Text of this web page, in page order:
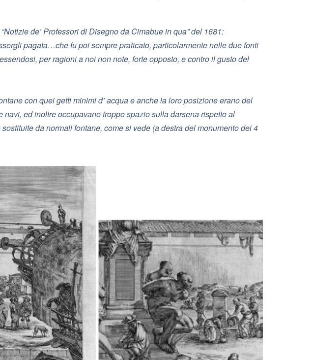
de’ Professori di Disegno da Cimabue in qua” del 1681:
pagata…che fu poi sempre praticato, particolarmente nelle due fonti
per ragioni a noi non note, forte opposto, e contro il gusto del
con quei getti minimi d’ acqua e anche la loro posizione erano del
ed inoltre occupavano troppo spazio sulla darsena rispetto al
da normali fontane, come si vede (a destra del monumento dei 4